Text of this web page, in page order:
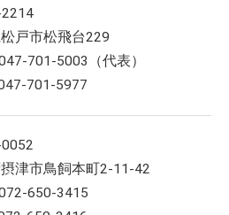
戸市松飛台229
701-5003（代表）
701-5977
津市鳥飼本町2-11-42
650-3415